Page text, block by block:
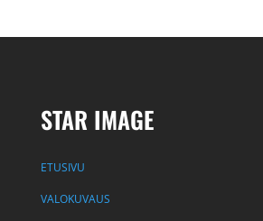
STAR IMAGE
ETUSIVU
VALOKUVAUS